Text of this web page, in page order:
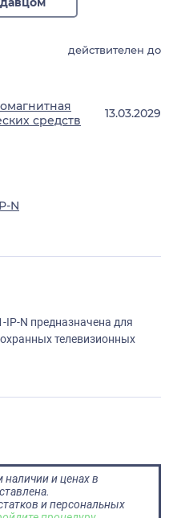
действителен до
средств
13.03.2029
N
IP-N предназначена для
телевизионных
и ценах в
и персональных